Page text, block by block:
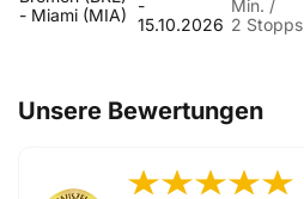
- Miami (MIA)
-
15.10.2026
Min. /
2 Stopps
Unsere Bewertungen